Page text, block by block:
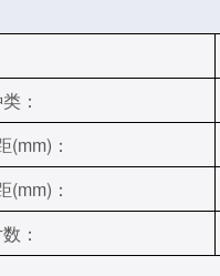
：
(mm)：
(mm)：
：